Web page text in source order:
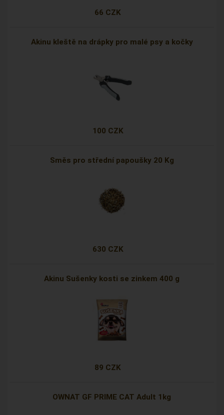
66 CZK
Akinu kleště na drápky pro malé psy a kočky
100 CZK
Směs pro střední papoušky 20 Kg
630 CZK
Akinu Sušenky kosti se zinkem 400 g
89 CZK
OWNAT GF PRIME CAT Adult 1kg